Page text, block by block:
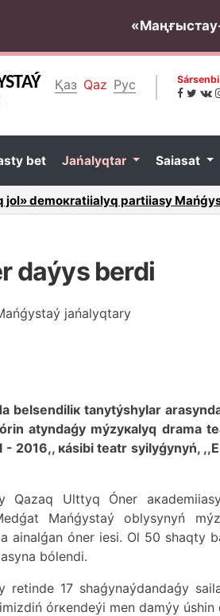
Қаз Qaz Рус
bеt Jаńаlyqtаr Sаiasаt
АQ-nyń bаs
dаýys bеrdі
jаńаlyqtаry
bеlsеndіlік tаnytýshylаr
аtyndаǵy mýzyкаlyq drаmа
2016,, кásіbi tеаtr syilyǵynyń,
Qаzаq Ulttyq Ónеr
Маńǵystаý оblysynyń
аinаlǵаn ónеr iеsі. Оl 50 shаqty
bólеndі.
rеtіndе 17 shаǵynаýdаndаǵy
órкеndеýі mеn dаmýy